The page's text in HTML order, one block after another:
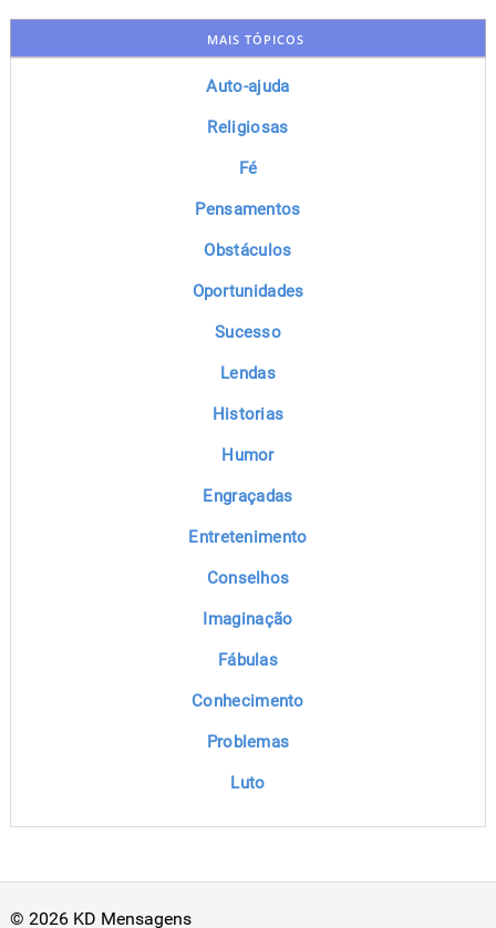
MAIS TÓPICOS
Auto-ajuda
Religiosas
Fé
Pensamentos
Obstáculos
Oportunidades
Sucesso
Lendas
Historias
Humor
Engraçadas
Entretenimento
Conselhos
Imaginação
Fábulas
Conhecimento
Problemas
Luto
© 2026 KD Mensagens